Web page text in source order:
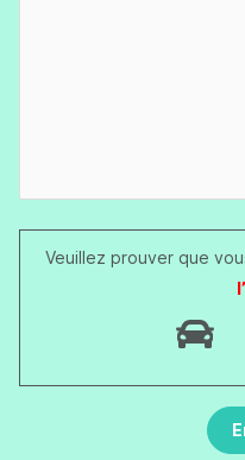
Veuillez prouver que